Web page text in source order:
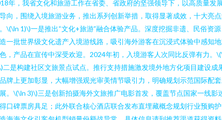
年，我省文化和旅游工作在省委、省政府的坚强领导下，以高质量发
向，围绕入境旅游业务，推出系列创新举措，取得显著成效，十大亮
\(\ln 1)\)一是推出“文化+旅游”融合体验产品。深度挖掘非遗、民俗资
一批世界级文化遗产入境游线路，吸引海外游客在沉浸式体验中感知
，产品在宣传中深受欢迎。2024年初，入境游客人次同比反弹有力。
二是构建社区文旅景点试点。推行支持措施激发境外地方化项目建设成
牌上更加彰显，大幅增强观光审美情节吸引力，明确规划示范国际配
。\(\ln 3)\)三是创新拍摄海外文旅推广电影首发，覆盖节点国家一线影
口碑票房具足；此外联合核心酒店联合发布直埋藏概念规划行业预购